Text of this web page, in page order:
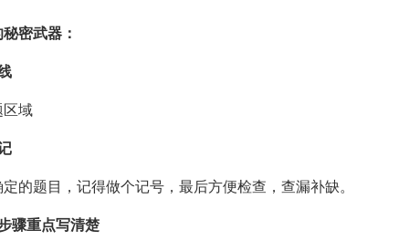
密武器：
区域
的题目，记得做个记号，最后方便检查，查漏补缺。
骤重点写清楚